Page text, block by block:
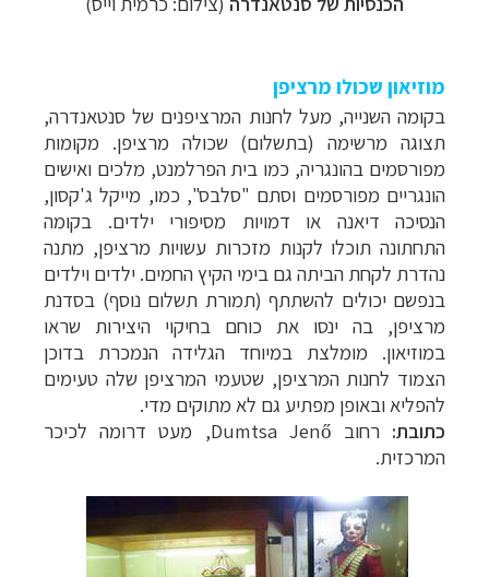
מוזיאון שכולו מרציפן
בקומה השנייה, מעל לחנות המרציפנים של סנטאנדרה,
תצוגה מרשימה (בתשלום) שכולה מרציפן. מקומות
מפורסמים בהונגריה, כמו בית הפרלמנט, מלכים ואישים
הונגריים מפורסמים וסתם "סלבס", כמו, מייקל ג'קסון,
הנסיכה דיאנה או דמויות מסיפורי ילדים. בקומה
התחתונה תוכלו לקנות מזכרות עשויות מרציפן, מתנה
נהדרת לקחת הביתה גם בימי הקיץ החמים. ילדים וילדים
בנפשם יכולים להשתתף (תמורת תשלום נוסף) בסדנת
מרציפן, בה ינסו את כוחם בחיקוי היצירות שראו
במוזיאון. מומלצת במיוחד הגלידה הנמכרת בדוכן
הצמוד לחנות המרציפן, שטעמי המרציפן שלה טעימים
להפליא ובאופן מפתיע גם לא מתוקים מדי.
כתובת: רחוב Dumtsa Jenő, מעט דרומה לכיכר
המרכזית.
תכנוןטיולים למדינות אירופה
תכנוןטיולים לצפון אמריקה לחצו לרשימת היעדים »
קרוזים והפלגות נופשלחצו לרשימת היעדים »